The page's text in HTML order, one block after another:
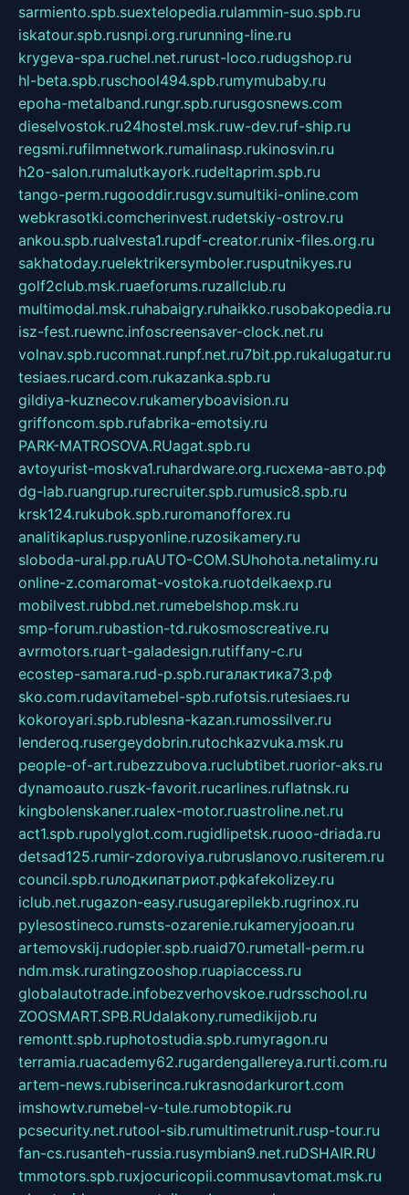
sarmiento.spb.suextelopedia.rulammin-suo.spb.ru
iskatour.spb.rusnpi.org.rurunning-line.ru
krygeva-spa.ruchel.net.rurust-loco.rudugshop.ru
hl-beta.spb.ruschool494.spb.rumymubaby.ru
epoha-metalband.rungr.spb.rurusgosnews.com
dieselvostok.ru24hostel.msk.ruw-dev.ruf-ship.ru
regsmi.rufilmnetwork.rumalinasp.rukinosvin.ru
h2o-salon.rumalutkayork.rudeltaprim.spb.ru
tango-perm.rugooddir.rusgv.sumultiki-online.com
webkrasotki.comcherinvest.rudetskiy-ostrov.ru
ankou.spb.rualvesta1.rupdf-creator.runix-files.org.ru
sakhatoday.ruelektrikersymboler.rusputnikyes.ru
golf2club.msk.ruaeforums.ruzallclub.ru
multimodal.msk.ruhabaigry.ruhaikko.rusobakopedia.ru
isz-fest.ruewnc.infoscreensaver-clock.net.ru
volnav.spb.rucomnat.runpf.net.ru7bit.pp.rukalugatur.ru
tesiaes.rucard.com.rukazanka.spb.ru
gildiya-kuznecov.rukameryboavision.ru
griffoncom.spb.rufabrika-emotsiy.ru
PARK-MATROSOVA.RUagat.spb.ru
avtoyurist-moskva1.ruhardware.org.ruсхема-авто.рф
dg-lab.ruangrup.rurecruiter.spb.rumusic8.spb.ru
krsk124.rukubok.spb.ruromanofforex.ru
analitikaplus.ruspyonline.ruzosikamery.ru
sloboda-ural.pp.ruAUTO-COM.SUhohota.netalimy.ru
online-z.comaromat-vostoka.ruotdelkaexp.ru
mobilvest.rubbd.net.rumebelshop.msk.ru
smp-forum.rubastion-td.rukosmoscreative.ru
avrmotors.ruart-galadesign.rutiffany-c.ru
ecostep-samara.rud-p.spb.ruгалактика73.рф
sko.com.rudavitamebel-spb.rufotsis.rutesiaes.ru
kokoroyari.spb.rublesna-kazan.rumossilver.ru
lenderoq.rusergeydobrin.rutochkazvuka.msk.ru
people-of-art.rubezzubova.ruclubtibet.ruorior-aks.ru
dynamoauto.ruszk-favorit.rucarlines.ruflatnsk.ru
kingbolenskaner.rualex-motor.ruastroline.net.ru
act1.spb.rupolyglot.com.rugidlipetsk.ruooo-driada.ru
detsad125.rumir-zdoroviya.rubruslanovo.rusiterem.ru
council.spb.ruлодкипатриот.рфkafekolizey.ru
iclub.net.rugazon-easy.rusugarepilekb.rugrinox.ru
pylesostineco.rumsts-ozarenie.rukameryjooan.ru
artemovskij.rudopler.spb.ruaid70.rumetall-perm.ru
ndm.msk.ruratingzooshop.ruapiaccess.ru
globalautotrade.infobezverhovskoe.rudrsschool.ru
ZOOSMART.SPB.RUdalakony.rumedikijob.ru
remontt.spb.ruphotostudia.spb.rumyragon.ru
terramia.ruacademy62.rugardengallereya.rurti.com.ru
artem-news.rubiserinca.rukrasnodarkurort.com
imshowtv.rumebel-v-tule.rumobtopik.ru
pcsecurity.net.rutool-sib.rumultimetrunit.rusp-tour.ru
fan-cs.rusanteh-russia.rusymbian9.net.ruDSHAIR.RU
tmmotors.spb.ruxjocuricopii.commusavtomat.msk.ru